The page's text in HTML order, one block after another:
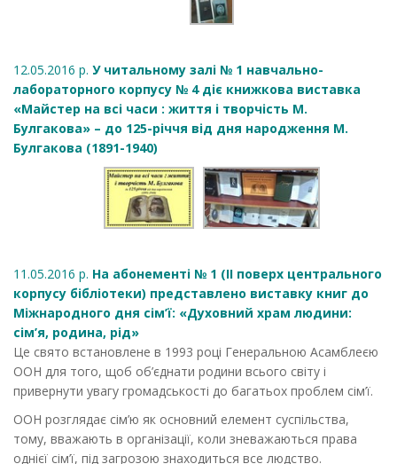
12.05.2016 р. У читальному залі № 1 навчально-
лабораторного корпусу № 4 діє книжкова виставка
«Майстер на всі часи : життя і творчість М.
Булгакова» – до 125-річчя від дня народження М.
Булгакова (1891-1940)
11.05.2016 р. На абонементі № 1 (ІІ поверх центрального
корпусу бібліотеки) представлено виставку книг до
Міжнародного дня сім’ї: «Духовний храм людини:
сім’я, родина, рід»
Це свято встановлене в 1993 році Генеральною Асамблеєю
ООН для того, щоб об’єднати родини всього світу і
привернути увагу громадськості до багатьох проблем сім’ї.
ООН розглядає сім’ю як основний елемент суспільства,
тому, вважають в організації, коли зневажаються права
однієї сім’ї, під загрозою знаходиться все людство.